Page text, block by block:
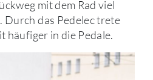
mit dem Rad viel
Durch das Pedelec trete
häufiger in die Pedale.